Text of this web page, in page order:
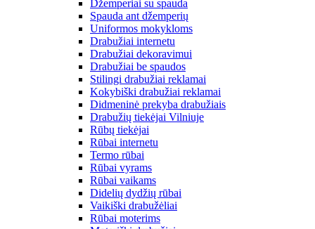
Džemperiai su spauda
Spauda ant džemperių
Uniformos mokykloms
Drabužiai internetu
Drabužiai dekoravimui
Drabužiai be spaudos
Stilingi drabužiai reklamai
Kokybiški drabužiai reklamai
Didmeninė prekyba drabužiais
Drabužių tiekėjai Vilniuje
Rūbų tiekėjai
Rūbai internetu
Termo rūbai
Rūbai vyrams
Rūbai vaikams
Didelių dydžių rūbai
Vaikiški drabužėliai
Rūbai moterims